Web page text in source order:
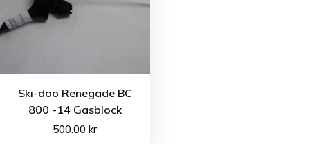
Ski-doo Renegade BC
800 -14 Gasblock
500.00kr